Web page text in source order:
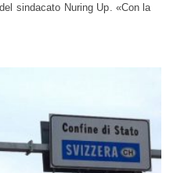
sindacato Nuring Up. «Con la